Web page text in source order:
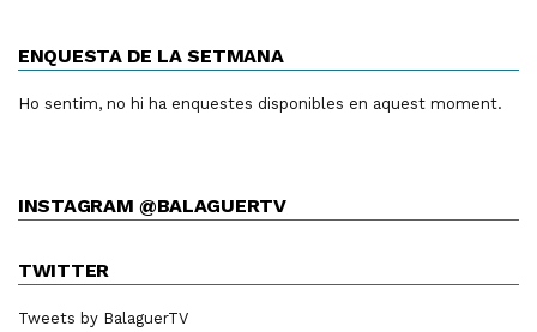
ENQUESTA DE LA SETMANA
Ho sentim, no hi ha enquestes disponibles en aquest moment.
INSTAGRAM @BALAGUERTV
TWITTER
Tweets by BalaguerTV